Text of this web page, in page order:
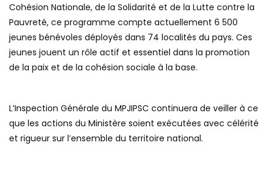
Cohésion Nationale, de la Solidarité et de la Lutte contre la
Pauvreté, ce programme compte actuellement 6 500
jeunes bénévoles déployés dans 74 localités du pays. Ces
jeunes jouent un rôle actif et essentiel dans la promotion
de la paix et de la cohésion sociale à la base.
L’Inspection Générale du MPJIPSC continuera de veiller à ce
que les actions du Ministère soient exécutées avec célérité
et rigueur sur l’ensemble du territoire national.